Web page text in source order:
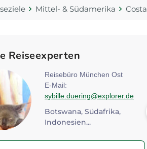
Mittel- & Südamerika
Reiseexperten
Reisebüro München Ost
E-Mail:
sybille.duering@explorer.de
Botswana, Südafrika,
Indonesien...